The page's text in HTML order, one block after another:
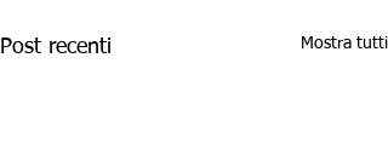
Post recenti Mostra tutti